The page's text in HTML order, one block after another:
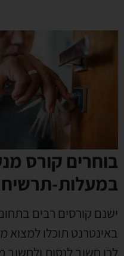
בוחרים קורס
במעלות-
ישנם קורסים רבים
באינטרנט תוכלו למצוא
לכן חשוב לנסות ולחשוב